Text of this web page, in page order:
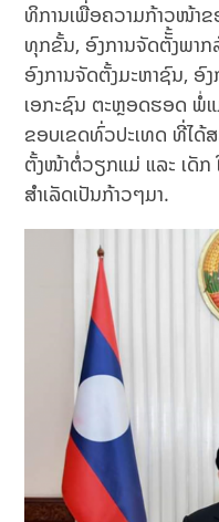
ທິການເພື່ອຄວາມກ້າວໜ້າຂ
ທຸກຂັ້ນ, ອົງການຈັດຕັັ້ງພາ
ອົງການຈັດຕັ້ງມະຫາຊົນ, ອົ
ເອກະຊົນ ຕະຫຼອດຮອດ ພໍ່
ຂອບເຂດທົ່ວປະເທດ ທີ່ໄດ້
ຕັ້ງໜ້າຕໍ່ວຽກແມ່ ແລະ ເດັກ
ສໍາເລັດເປັນກ້າວໆມາ.